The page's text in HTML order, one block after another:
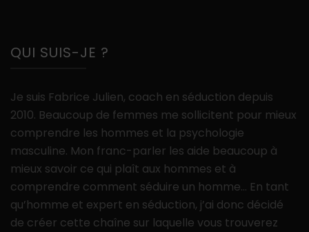
QUI SUIS-JE ?
Je suis Fabrice Julien, coach en séduction depuis
2010. Beaucoup de femmes me sollicitent pour mieux
comprendre les hommes et la psychologie
masculine. Mon franc-parler les aide beaucoup à
mieux savoir ce qui plaît aux hommes et à
comprendre comment séduire un homme… En tant
qu’homme et expert en séduction, j’ai donc décidé
de créer cette chaîne sur laquelle vous trouverez